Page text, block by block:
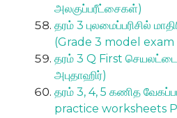
அலகுப்பரீட்சைகள்)
தரம் 3 புலமைப்பரிசில்
(Grade 3 model
தரம் 3 Q First
அபுதாஹிர்)
தரம் 3, 4, 5 கணித
practice worksheets